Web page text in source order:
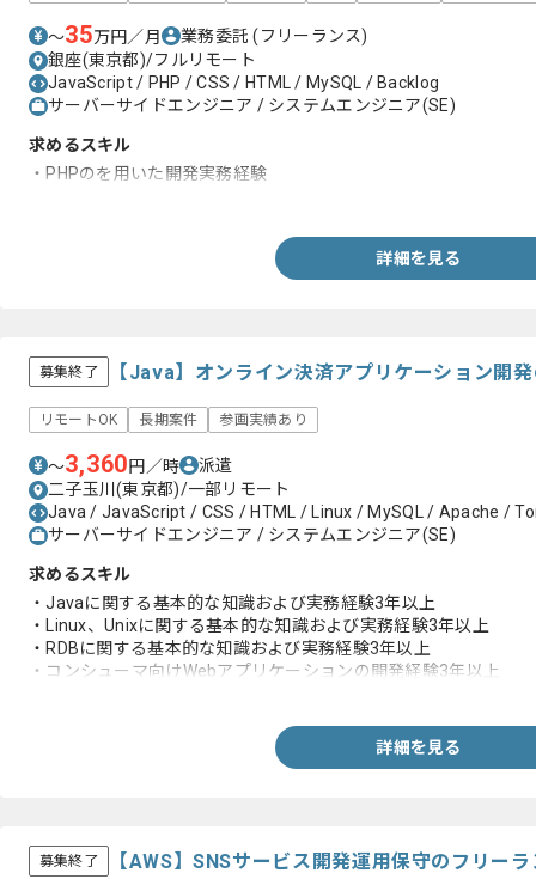
〜35万円／月 業務委託(フリーランス)
銀座(東京都)/フルリモート
JavaScript / PHP / CSS / HTML / MySQL / Backlog
サーバーサイドエンジニア / システムエンジニア(SE)
求めるスキル
・PHPのを用いた開発実務経験
詳細を見る
募集終了 【Java】オンライン決済アプリケーション開
リモートOK 長期案件 参画実績あり
〜3,360円／時
派遣
二子玉川(東京都)/一部リモート
Java / JavaScript / CSS / HTML / Linux / MySQL / Apache /
サーバーサイドエンジニア / システムエンジニア(SE)
求めるスキル
・Javaに関する基本的な知識および実務経験3年以上
・Linux、Unixに関する基本的な知識および実務経験3年以上
・RDBに関する基本的な知識および実務経験3年以上
・コンシューマ向けWebアプリケーションの開発経験3年以上
詳細を見る
募集終了 【AWS】SNSサービス開発運用保守のフリー